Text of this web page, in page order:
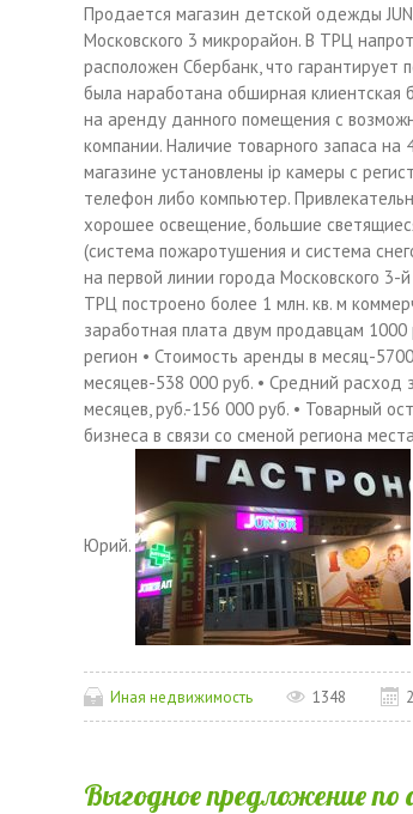
Продается магазин детской одежды
Московского 3 микрорайон. В ТРЦ
расположен Сбербанк, что гарантирует
была наработана обширная клиентская
на аренду данного помещения с
компании. Наличие товарного запаса
магазине установлены ip камеры c
телефон либо компьютер.
хорошее освещение, большие
(система пожаротушения и система
на первой линии города Московского 3-
ТРЦ построено более 1 млн. кв. м
заработная плата двум продавцам
регион • Стоимость аренды в месяц-
месяцев-538 000 руб. • Средний расход
месяцев, руб.-156 000 руб. • Товарный
бизнеса в связи со сменой региона
Юрий.
Иная недвижимость 1348
Выгодное предложение по